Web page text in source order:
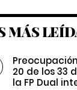
MÁS
20 de los 33
la FP Dual